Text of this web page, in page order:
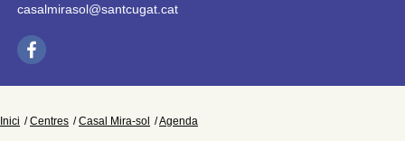
casalmirasol@santcugat.cat
Inici Centres Casal Mira-sol Agenda